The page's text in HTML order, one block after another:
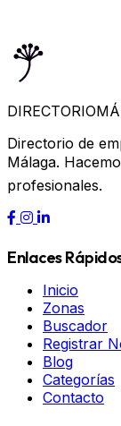
DIRECTORIO
Directorio de
Málaga.
profesionales.
Enlaces
Inicio
Zonas
Buscador
Registrar
Blog
Categorías
Contacto